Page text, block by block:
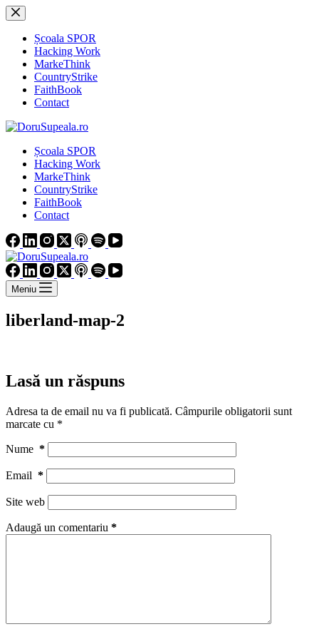
Sari
la
conținutȘcoala SPOR
Hacking Work
MarkeThink
CountryStrike
FaithBook
Contact
Școala SPOR
Hacking Work
MarkeThink
CountryStrike
FaithBook
Contact
Meniu
liberland-map-2
Lasă un răspuns
Adresa ta de email nu va fi publicată. Câmpurile obligatorii sunt
marcate cu *
Nume *
Email *
Site web
Adaugă un comentariu *